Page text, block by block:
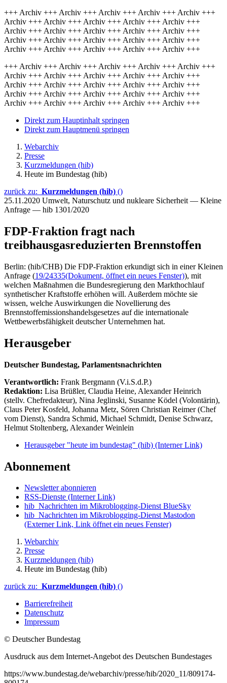
+++ Archiv +++ Archiv +++ Archiv +++ Archiv +++ Archiv +++
Archiv +++ Archiv +++ Archiv +++ Archiv +++ Archiv +++
Archiv +++ Archiv +++ Archiv +++ Archiv +++ Archiv +++
Archiv +++ Archiv +++ Archiv +++ Archiv +++ Archiv +++
Archiv +++ Archiv +++ Archiv +++ Archiv +++ Archiv +++
+++ Archiv +++ Archiv +++ Archiv +++ Archiv +++ Archiv +++
Archiv +++ Archiv +++ Archiv +++ Archiv +++ Archiv +++
Archiv +++ Archiv +++ Archiv +++ Archiv +++ Archiv +++
Archiv +++ Archiv +++ Archiv +++ Archiv +++ Archiv +++
Archiv +++ Archiv +++ Archiv +++ Archiv +++ Archiv +++
Direkt zum Hauptinhalt springen
Direkt zum Hauptmenü springen
Webarchiv
Presse
Kurzmeldungen (hib)
Heute im Bundestag (hib)
zurück zu: Kurzmeldungen (hib) ()
25.11.2020 Umwelt, Naturschutz und nukleare Sicherheit — Kleine
Anfrage — hib 1301/2020
FDP-Fraktion fragt nach
treibhausgasreduzierten Brennstoffen
Berlin: (hib/CHB) Die FDP-Fraktion erkundigt sich in einer Kleinen
Anfrage (19/24335(Dokument, öffnet ein neues Fenster)), mit
welchen Maßnahmen die Bundesregierung den Markthochlauf
synthetischer Kraftstoffe erhöhen will. Außerdem möchte sie
wissen, welche Auswirkungen die Novellierung des
Brennstoffemissionshandelsgesetzes auf die internationale
Wettbewerbsfähigkeit deutscher Unternehmen hat.
Herausgeber
Deutscher Bundestag, Parlamentsnachrichten
Verantwortlich: Frank Bergmann (V.i.S.d.P.)
Redaktion: Lisa Brüßler, Claudia Heine, Alexander Heinrich
(stellv. Chefredakteur), Nina Jeglinski, Susanne Ködel (Volontärin),
Claus Peter Kosfeld, Johanna Metz, Sören Christian Reimer (Chef
vom Dienst), Sandra Schmid, Michael Schmidt, Denise Schwarz,
Helmut Stoltenberg, Alexander Weinlein
Herausgeber "heute im bundestag" (hib) (Interner Link)
Abonnement
Newsletter abonnieren
RSS-Dienste (Interner Link)
hib_Nachrichten im Mikroblogging-Dienst BlueSky
hib_Nachrichten im Mikroblogging-Dienst Mastodon
(Externer Link, Link öffnet ein neues Fenster)
Webarchiv
Presse
Kurzmeldungen (hib)
Heute im Bundestag (hib)
zurück zu: Kurzmeldungen (hib) ()
Barrierefreiheit
Datenschutz
Impressum
© Deutscher Bundestag
Ausdruck aus dem Internet-Angebot des Deutschen Bundestages
https://www.bundestag.de/webarchiv/presse/hib/2020_11/809174-